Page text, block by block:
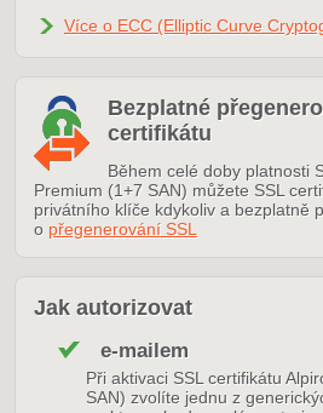
Více o ECC (Elliptic Curve
Bezplatné
certifikátu
Během celé doby platnosti
Premium (1+7 SAN) můžete SSL
privátního klíče kdykoliv a bezplatně
o přegenerování SSL
Jak autorizovat
e-mailem
Při aktivaci SSL certifikátu
SAN) zvolíte jednu z